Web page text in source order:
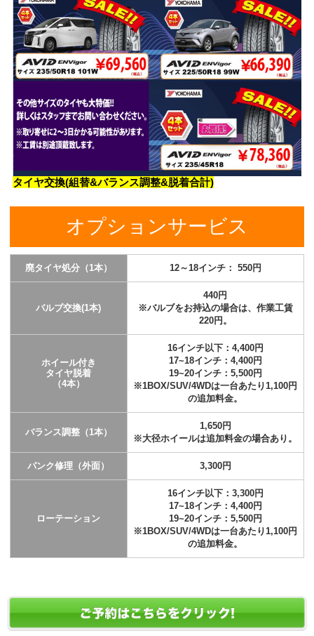
タイヤ交換(組替&バランス調整&脱着合計)
オプションサービス
廃タイヤ処分（1本） 12～18インチ： 550円
バルブ交換(1本)
440円
※バルブをお持込の場合は、作業工賃
220円。
ホイール付き
タイヤ脱着
（4本）
16インチ以下：4,400円
17~18インチ：4,400円
19~20インチ：5,500円
※1BOX/SUV/4WDは一台あたり1,100円
の追加料金。
バランス調整（1本）
1,650円
※大径ホイールは追加料金の場合あり。
パンク修理（外面） 3,300円
ローテーション
16インチ以下：3,300円
17~18インチ：4,400円
19~20インチ：5,500円
※1BOX/SUV/4WDは一台あたり1,100円
の追加料金。